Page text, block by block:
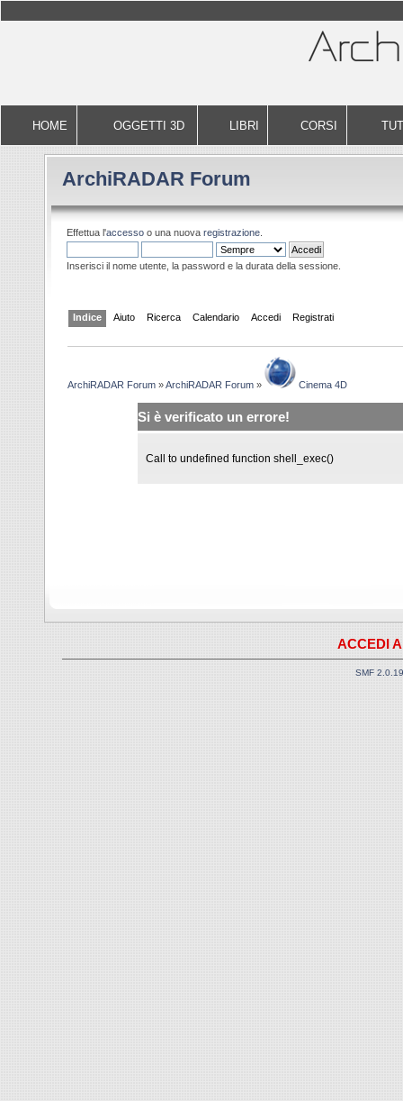
HOME OGGETTI 3D LIBRI CORSI
ArchiRADAR Forum
Effettua l'accesso o una nuova registrazione.
Inserisci il nome utente, la password e la durata della sessione.
Indice Aiuto Ricerca Calendario Accedi Registrati
ArchiRADAR Forum »ArchiRADAR Forum » Cinema 4D
Si è verificato un errore!
Call to undefined function shell_exec()
ACCEDI
SMF 2.0.19